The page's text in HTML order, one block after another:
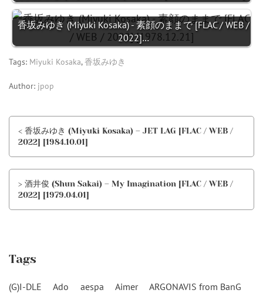
香坂みゆき (Miyuki Kosaka) - 素顔のままで [FLAC / WEB /
2022]…
Tags: Miyuki Kosaka,香坂みゆき
Author: jpop
< 香坂みゆき (Miyuki Kosaka) – JET LAG [FLAC / WEB /
2022] [1984.10.01]
> 酒井俊 (Shun Sakai) – My Imagination [FLAC / WEB /
2022] [1979.04.01]
Tags
(G)I-DLE Ado aespa Aimer
ARGONAVIS from BanG